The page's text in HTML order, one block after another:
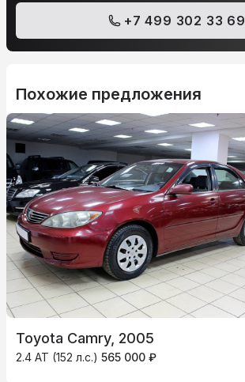
+7 499 302 33 69
Похожие предложения
Toyota Camry, 2005
2.4 AT (152 л.с.) 565 000 ₽